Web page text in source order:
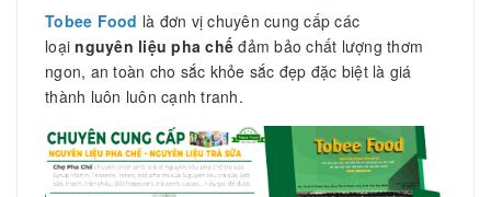
Tobee Food là đơn vị chuyên cung cấp các
loạinguyên liệu phachếđảm bảo chất lượng thơm
ngon, an toàn cho sắc khỏe sắc đẹp đặc biệt là giá
thành luôn luôn cạnh tranh.